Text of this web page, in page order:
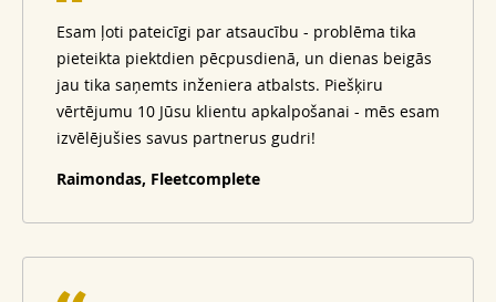
Esam ļoti pateicīgi par atsaucību - problēma tika
pieteikta piektdien pēcpusdienā, un dienas beigās
jau tika saņemts inženiera atbalsts. Piešķiru
vērtējumu 10 Jūsu klientu apkalpošanai - mēs esam
izvēlējušies savus partnerus gudri!
Raimondas, Fleetcomplete